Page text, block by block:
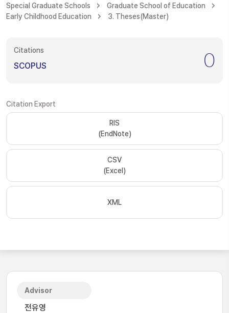
Special Graduate Schools
Graduate School of Education
Early Childhood Education
3. Theses(Master)
Citations
SCOPUS 0
Citation Export
RIS
(EndNote)
CSV
(Excel)
XML
Advisor
전유영